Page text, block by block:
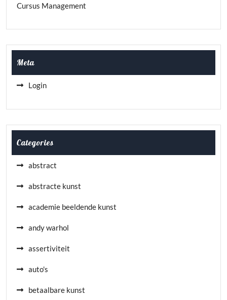
Cursus Management
Meta
Login
Categories
abstract
abstracte kunst
academie beeldende kunst
andy warhol
assertiviteit
auto's
betaalbare kunst